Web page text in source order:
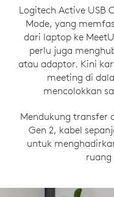
Logitech Active USB
Mode, yang
dari laptop ke
perlu juga
atau adaptor. Kini
meeting di
mencolokkan
Mendukung transfer
Gen 2, kabel
untuk